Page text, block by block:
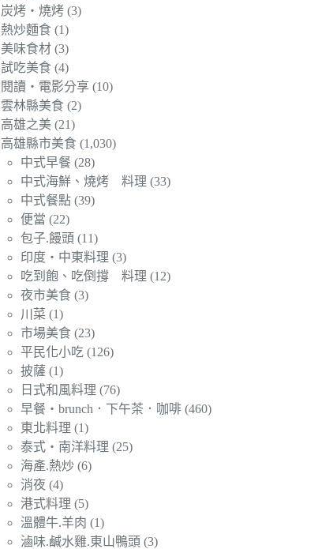
炭烤‧燒烤 (3)
熱炒麵食 (1)
美味食材 (3)
試吃美食 (4)
閱讀‧電影分享 (10)
雲林縣美食 (2)
高雄之美 (21)
高雄縣市美食 (1,030)
中式早餐 (28)
中式海鮮、燒烤 料理 (33)
中式餐點 (39)
便當 (22)
包子.饅頭 (11)
印度‧中東料理 (3)
吃到飽、吃倒撐 料理 (12)
夜市美食 (3)
川菜 (1)
市場美食 (23)
平民化小吃 (126)
披薩 (1)
日式和風料理 (76)
早餐‧brunch．下午茶．咖啡 (460)
東北料理 (1)
泰式‧南洋料理 (25)
海產.熱炒 (6)
消夜 (4)
港式料理 (5)
溫體牛.羊肉 (1)
滷味.鹹水雞.東山鴨頭 (3)